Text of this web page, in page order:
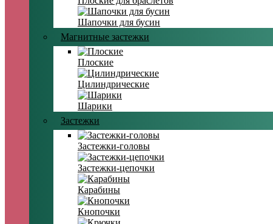
Шапочки для бусин
Магнитные застежки
Плоские
Цилиндрические
Шарики
Застежки
Застежки-головы
Застежки-цепочки
Карабины
Кнопочки